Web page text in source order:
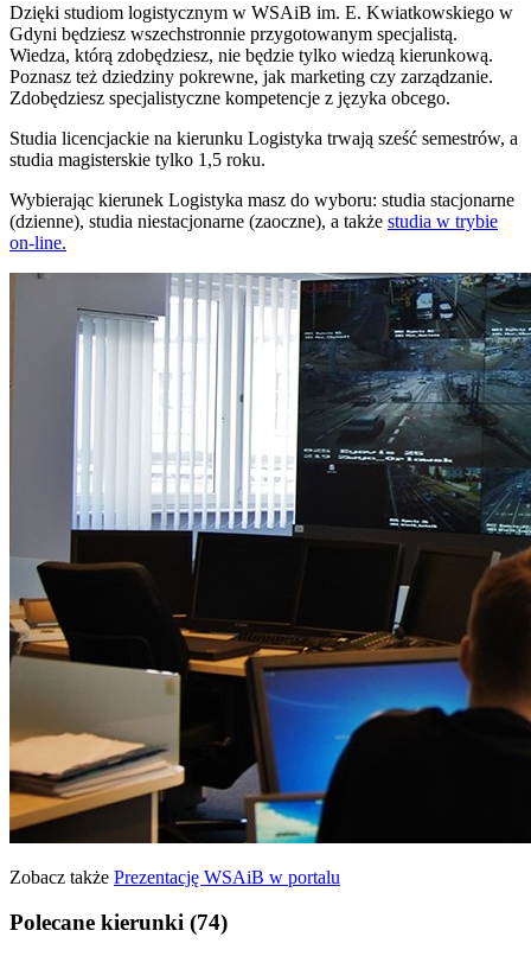
Dzięki studiom logistycznym w WSAiB im. E. Kwiatkowskiego w
Gdyni będziesz wszechstronnie przygotowanym specjalistą.
Wiedza, którą zdobędziesz, nie będzie tylko wiedzą kierunkową.
Poznasz też dziedziny pokrewne, jak marketing czy zarządzanie.
Zdobędziesz specjalistyczne kompetencje z języka obcego.
Studia licencjackie na kierunku Logistyka trwają sześć semestrów, a
studia magisterskie tylko 1,5 roku.
Wybierając kierunek Logistyka masz do wyboru: studia stacjonarne
(dzienne), studia niestacjonarne (zaoczne), a także studia w trybie
on-line.
Zobacz także Prezentację WSAiB w portalu
Polecane kierunki (74)